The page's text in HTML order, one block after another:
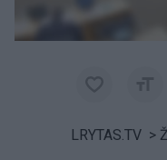
LRYTAS.TV >